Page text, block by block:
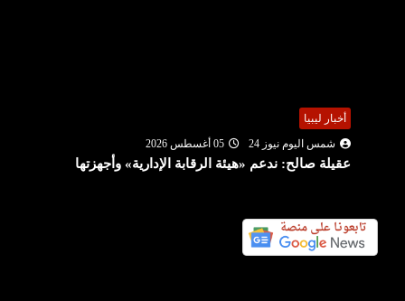
أخبار ليبيا
شمس اليوم نيوز 24
05 أغسطس 2026
عقيلة صالح: ندعم «هيئة الرقابة الإدارية» وأجهزتها